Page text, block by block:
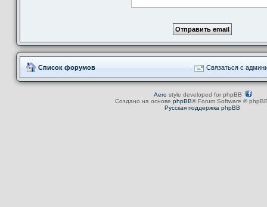
Список форумов Связаться с
Aerostyle developed for phpBB
Создано на основе phpBB® Forum Software ©
Русская поддержка phpBB